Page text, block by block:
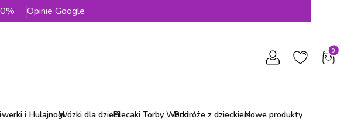
Opinie Google
i HulajnogiWózki dla dzieciPlecaki Torby WorkiPodróże z dzieckiemNowe produkty